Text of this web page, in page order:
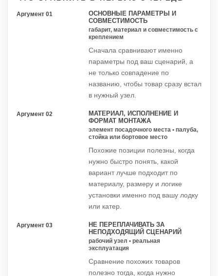
Аргумент 01
ОСНОВНЫЕ ПАРАМЕТРЫ И
СОВМЕСТИМОСТЬ
габарит, материал и совместимость с
креплением
Сначала сравнивают именно
параметры под ваш сценарий, а
не только совпадение по
названию, чтобы товар сразу встал
в нужный узел.
Аргумент 02
МАТЕРИАЛ, ИСПОЛНЕНИЕ И
ФОРМАТ МОНТАЖА
элемент посадочного места • палуба,
стойка или бортовое место
Похожие позиции полезны, когда
нужно быстро понять, какой
вариант лучше подходит по
материалу, размеру и логике
установки именно под вашу лодку
или катер.
Аргумент 03
НЕ ПЕРЕПЛАЧИВАТЬ ЗА
НЕПОДХОДЯЩИЙ СЦЕНАРИЙ
рабочий узел • реальная
эксплуатация
Сравнение похожих товаров
полезно тогда, когда нужно